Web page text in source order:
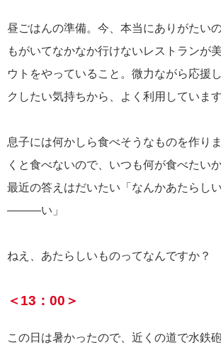
昼ごはんの準備。今、本当にありがたい
もがいてなかなか行けないレストランが
ウトをやっていること。微力ながら応援
クしたい気持ちから、よく利用しています
息子には何かしら食べそうなものを作り
くと食べないので、いつも何が食べたい
最近の答えはだいたい「なんかあたらし
―――い」
ねえ、あたらしいものってなんですか？
＜13：00＞
この日は暑かったので、近くの道で水鉄